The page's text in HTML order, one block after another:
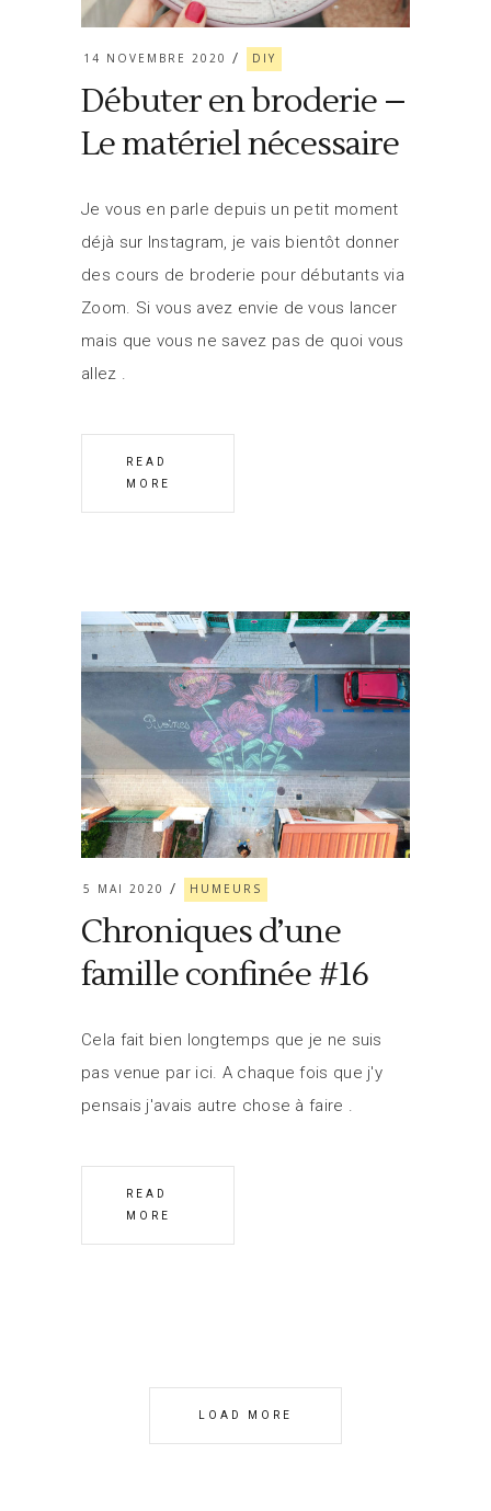
14 NOVEMBRE 2020 DIY
Débuter en broderie –
Le matériel nécessaire
Je vous en parle depuis un petit moment
déjà sur Instagram, je vais bientôt donner
des cours de broderie pour débutants via
Zoom. Si vous avez envie de vous lancer
mais que vous ne savez pas de quoi vous
allez
READ
MORE
5 MAI 2020 HUMEURS
Chroniques d’une
famille confinée #16
Cela fait bien longtemps que je ne suis
pas venue par ici. A chaque fois que j'y
pensais j'avais autre chose à faire
READ
MORE
LOAD MORE